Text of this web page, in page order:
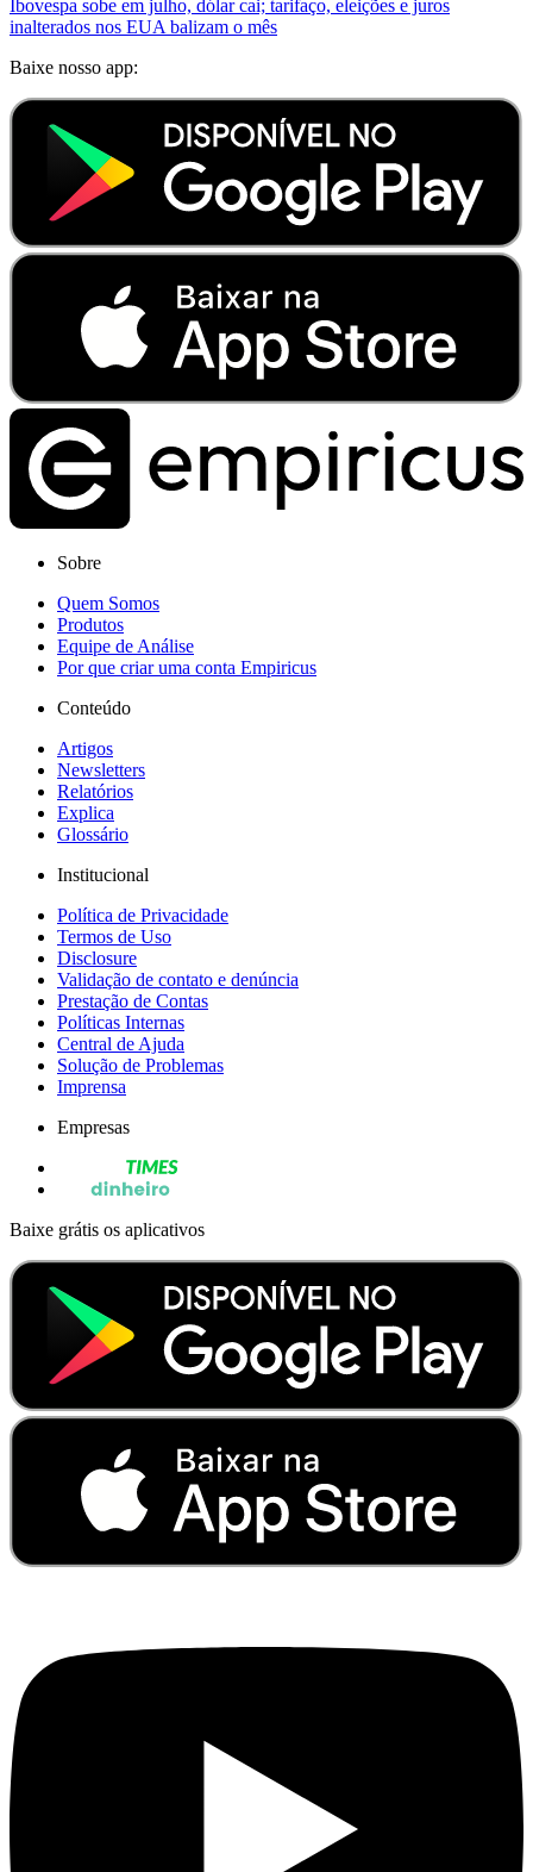
Ibovespa sobe em julho, dólar cai; tarifaço, eleições e juros
inalterados nos EUA balizam o mês
Baixe nosso app:
Sobre
Quem Somos
Produtos
Equipe de Análise
Por que criar uma conta Empiricus
Conteúdo
Artigos
Newsletters
Relatórios
Explica
Glossário
Institucional
Política de Privacidade
Termos de Uso
Disclosure
Validação de contato e denúncia
Prestação de Contas
Políticas Internas
Central de Ajuda
Solução de Problemas
Imprensa
Empresas
Baixe grátis os aplicativos